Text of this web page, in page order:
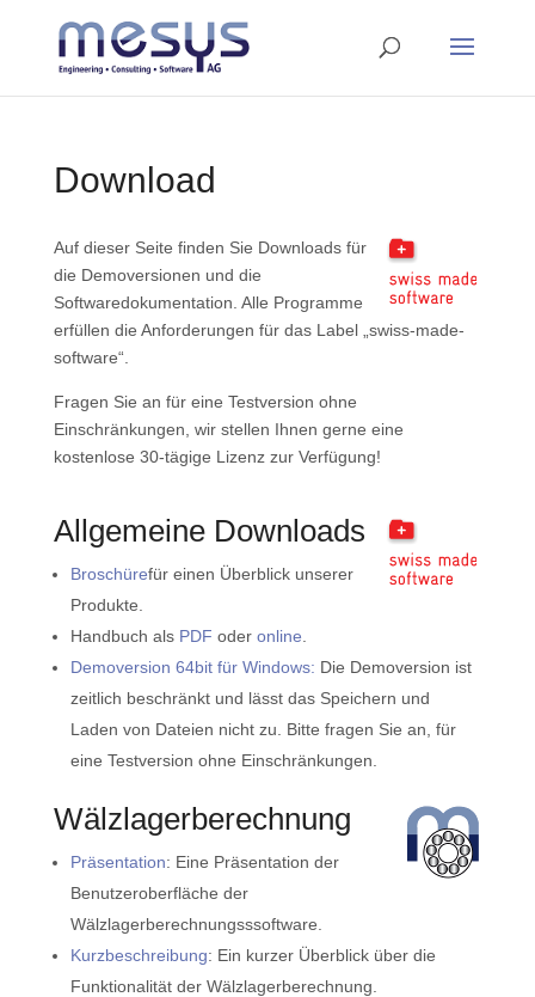
Download
Auf dieser Seite finden Sie Downloads für
die Demoversionen und die
Softwaredokumentation. Alle Programme
erfüllen die Anforderungen für das Label „swiss-made-
software“.
Fragen Sie an für eine Testversion ohne
Einschränkungen, wir stellen Ihnen gerne eine
kostenlose 30-tägige Lizenz zur Verfügung!
Allgemeine Downloads
Broschürefür einen Überblick unserer
Produkte.
Handbuch als PDF oder online
Demoversion 64bit für Windows: Die Demoversion ist
zeitlich beschränkt und lässt das Speichern und
Laden von Dateien nicht zu. Bitte fragen Sie an, für
eine Testversion ohne Einschränkungen.
Wälzlagerberechnung
Präsentation: Eine Präsentation der
Benutzeroberfläche der
Wälzlagerberechnungsssoftware.
Kurzbeschreibung: Ein kurzer Überblick über die
Funktionalität der Wälzlagerberechnung.